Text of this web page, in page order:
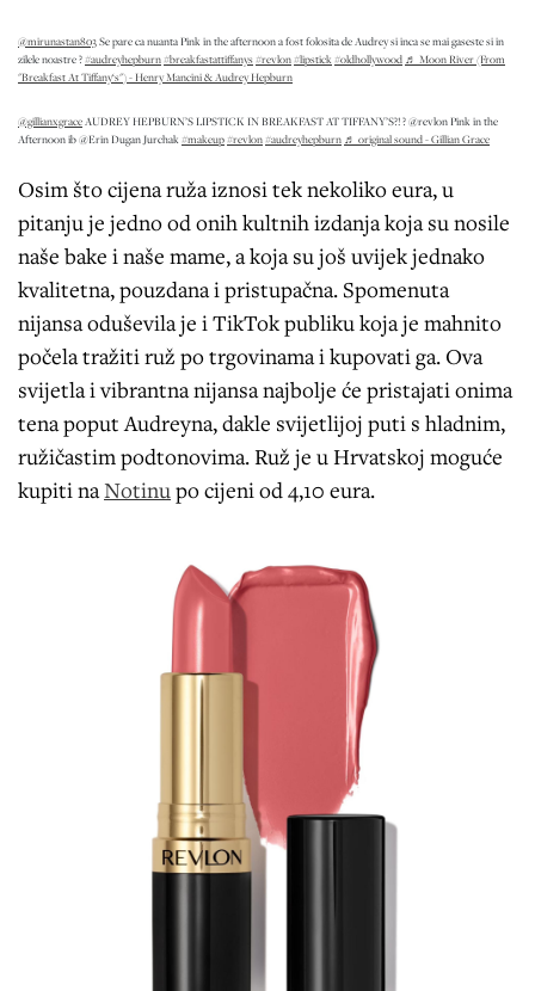
@mirunastan803Se pare ca nuanta Pink in the afternoon a fost folosita de Audrey si inca se mai gaseste si in
zilele noastre ?#audreyhepburn#breakfastattiffanys#revlon#lipstick #oldhollywood ♬ Moon River (From
"Breakfast At Tiffany‘s") - Henry Mancini & Audrey Hepburn
@gillianxgraceAUDREY HEPBURN’S LIPSTICK IN BREAKFAST AT TIFFANY’S?! ? @revlon Pink in the
Afternoon ib @Erin Dugan Jurchak#makeup#revlon#audreyhepburn ♬ original sound - Gillian Grace
Osim što cijena ruža iznosi tek nekoliko eura, u
pitanju je jedno od onih kultnih izdanja koja su nosile
naše bake i naše mame, a koja su još uvijek jednako
kvalitetna, pouzdana i pristupačna. Spomenuta
nijansa oduševila je i TikTok publiku koja je mahnito
počela tražiti ruž po trgovinama i kupovati ga. Ova
svijetla i vibrantna nijansa najbolje će pristajati onima
tena poput Audreyna, dakle svijetlijoj puti s hladnim,
ružičastim podtonovima. Ruž je u Hrvatskoj moguće
kupiti naNotinupo cijeni od 4,10 eura.